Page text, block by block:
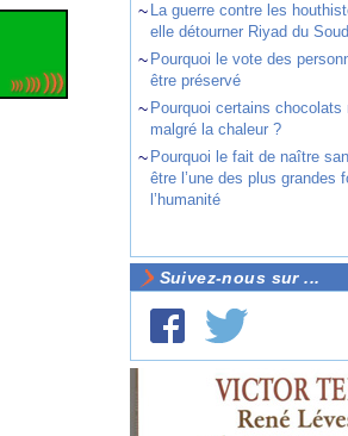
~ La guerre contre les
elle détourner Riyad du
~ Pourquoi le vote des
être préservé
~ Pourquoi certains chocolats
malgré la chaleur ?
~ Pourquoi le fait de naître
être l’une des plus grandes
l’humanité
Suivez-nous sur ...